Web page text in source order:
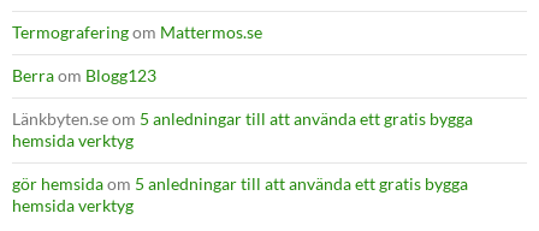
Termograferingom Mattermos.se
Berraom Blogg123
Länkbyten.seom 5 anledningar till att använda ett gratis bygga
hemsida verktyg
gör hemsidaom 5 anledningar till att använda ett gratis bygga
hemsida verktyg